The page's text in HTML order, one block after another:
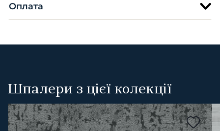
Оплата
Шпалери з цієї колекції